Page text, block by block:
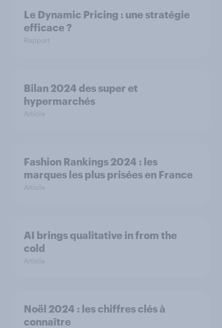
Le Dynamic Pricing : une stratégie
efficace ?
Rapport
Bilan 2024 des super et
hypermarchés
Article
Fashion Rankings 2024 : les
marques les plus prisées en France
Article
AI brings qualitative in from the
cold
Article
Noël 2024 : les chiffres clés à
connaître